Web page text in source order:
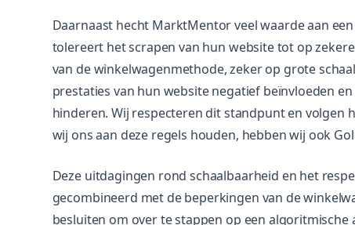
Daarnaast hecht MarktMentor veel waarde aan
tolereert het scrapen van hun website tot op
van de winkelwagenmethode, zeker op grote
prestaties van hun website negatief beïnvloeden
hinderen. Wij respecteren dit standpunt en volgen
wij ons aan deze regels houden, hebben wij ook
Deze uitdagingen rond schaalbaarheid en het
gecombineerd met de beperkingen van de
besluiten om over te stappen op een algoritmische